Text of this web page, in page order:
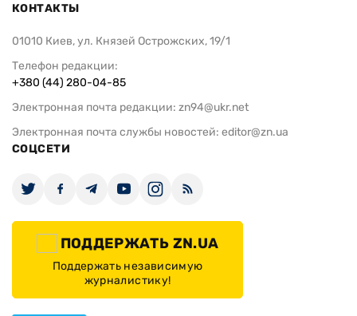
КОНТАКТЫ
01010 Киев, ул. Князей Острожских, 19/1
Телефон редакции:
+380 (44) 280-04-85
Электронная почта редакции: zn94@ukr.net
Электронная почта службы новостей: editor@zn.ua
СОЦСЕТИ
ПОДДЕРЖАТЬ ZN.UA
Поддержать независимую
журналистику!